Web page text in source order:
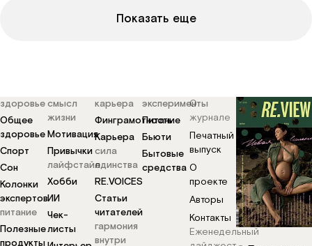
Показать еще
здоровье
Общее
здоровье
Спорт
Сон
Колонки
экспертов
питание
Полезные
продукты
смысл
жизни
Мотивация
Привычки
лайфстайл
Хобби
ИИ
Чек-
листы
карьера
Финграмотность
Карьера
сила
единства
RE.VOICES
Статьи
читателей
гармония
внутри
эксперименты
Питание
Бьюти
Бытовые
средства
О
журнале
Печатный
выпуск
О
проекте
Авторы
Контакты
Еженедельный